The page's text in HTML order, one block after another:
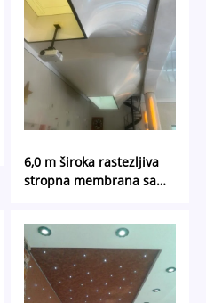
6,0 m široka rastezljiva
stropna membrana sa
velikog raspona za
modernu obnovu
interijera i luksuzni
dizajn prostora